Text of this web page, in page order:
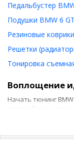
Педальбустер
Подушки BMW 6
Резиновые
Решетки
Тонировка
Воплощение
Начать тюнинг
автомобиля, и тут
«ангельские